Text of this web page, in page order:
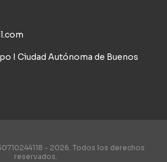
I Ciudad Autónoma de Buenos
- 2026. Todos los derechos
reservados.